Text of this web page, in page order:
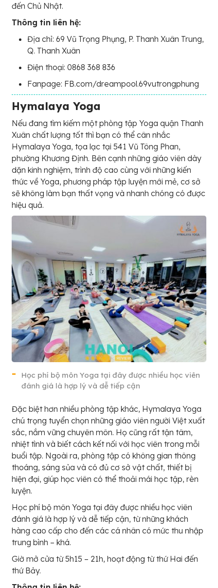
đến Chủ Nhật.
Thông tin liên hệ:
Địa chỉ: 69 Vũ Trọng Phụng, P. Thanh Xuân Trung,
Q. Thanh Xuân
Điện thoại: 0868 368 836
Fanpage: FB.com/dreampool.69vutrongphung
Hymalaya Yoga
Nếu đang tìm kiếm một phòng tập Yoga quận Thanh
Xuân chất lượng tốt thì bạn có thể cân nhắc
Hymalaya Yoga, tọa lạc tại 541 Vũ Tông Phan,
phường Khương Định. Bên cạnh những giáo viên dày
dặn kinh nghiệm, trình độ cao cùng với những kiến
thức về Yoga, phương pháp tập luyện mới mẻ, cơ sở
sẽ không làm bạn thất vọng và nhanh chóng có được
hiệu quả.
Học phí bộ môn Yoga tại đây được nhiều học viên
đánh giá là hợp lý và dễ tiếp cận
Đặc biệt hơn nhiều phòng tập khác, Hymalaya Yoga
chú trọng tuyển chọn những giáo viên người Việt xuất
sắc, nắm vững chuyên môn. Họ cũng rất tận tâm,
nhiệt tình và biết cách kết nối với học viên trong mỗi
buổi tập. Ngoài ra, phòng tập có không gian thông
thoáng, sáng sủa và có đủ cơ sở vật chất, thiết bị
hiện đại, giúp học viên có thể thoải mái học tập, rèn
luyện.
Học phí bộ môn Yoga tại đây được nhiều học viên
đánh giá là hợp lý và dễ tiếp cận, từ những khách
hàng cao cấp cho đến các cá nhân có mức thu nhập
trung bình – khá.
Giờ mở cửa từ 5h15 – 21h, hoạt động từ thứ Hai đến
thứ Bảy.